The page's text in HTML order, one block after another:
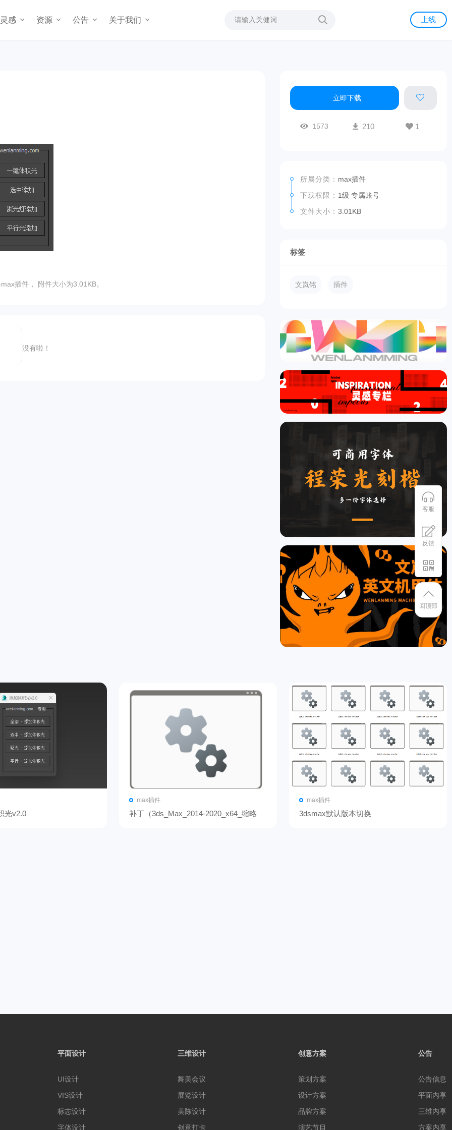
灵感 资源 公告 关于我们 上线
插件， 附件大小为3.01KB。
没有啦！
立即下载
1573 210 1
所属分类： max插件
下载权限： 1级 专属账号
文件大小：3.01KB
标签
文岚铭 插件
光v2.0
max插件
补丁（3ds_Max_2014-2020_x64_缩略
max插件
3dsmax默认版本切换
平面设计
UI设计
VIS设计
标志设计
字体设计
三维设计
舞美会议
展览设计
美陈设计
创意打卡
创意方案
策划方案
设计方案
品牌方案
演艺节目
公告
公告信息
平面内享
三维内享
方案内享
客服
反馈
回顶部